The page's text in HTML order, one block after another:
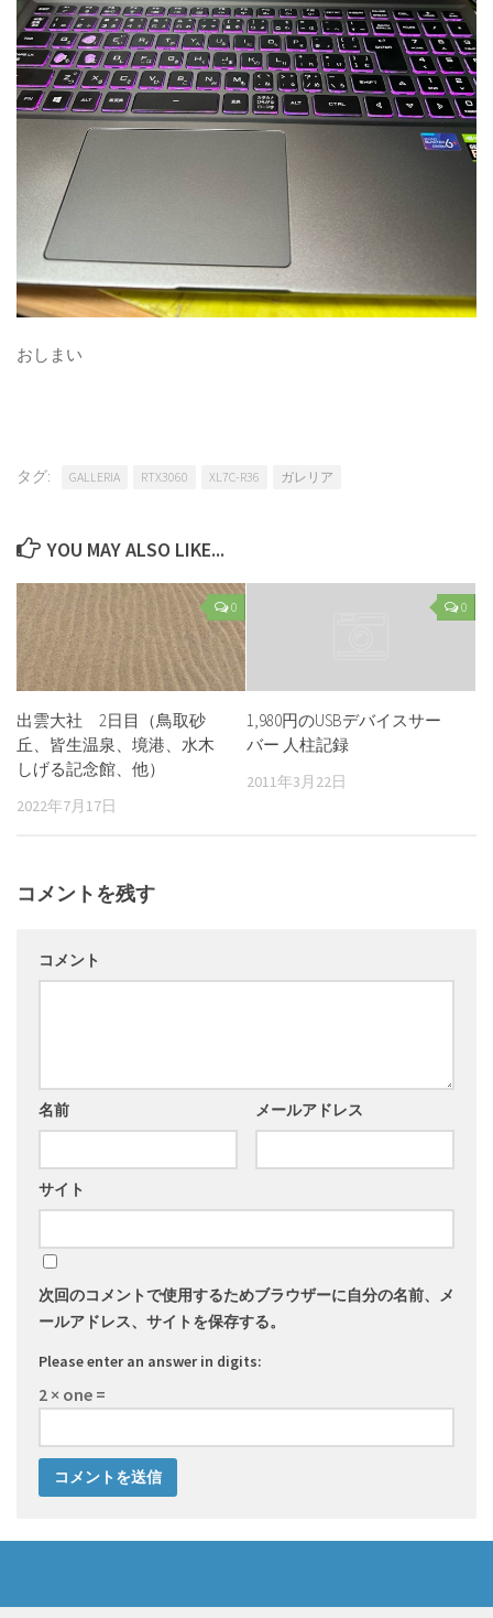
おしまい
タグ: GALLERIA RTX3060 XL7C-R36 ガレリア
YOU MAY ALSO LIKE...
0
出雲大社 2日目（鳥取砂
丘、皆生温泉、境港、水木
しげる記念館、他）
2022年7月17日
0
1,980円のUSBデバイスサー
バー 人柱記録
2011年3月22日
コメントを残す
コメント
名前 メールアドレス
サイト
次回のコメントで使用するためブラウザーに自分の名前、メ
ールアドレス、サイトを保存する。
Please enter an answer in digits:
2 × one =